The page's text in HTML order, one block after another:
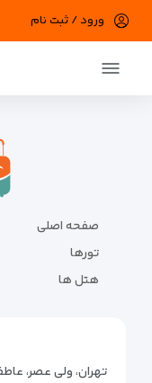
ورود / ثبت نام
صفحه اصلی
تورها
هتل ها